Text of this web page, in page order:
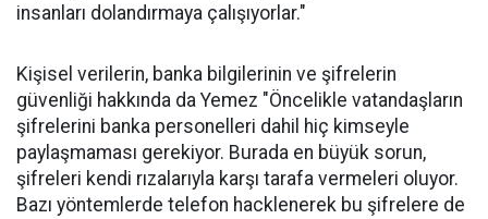
insanları dolandırmaya çalışıyorlar."
Kişisel verilerin, banka bilgilerinin ve şifrelerin
güvenliği hakkında da Yemez "Öncelikle vatandaşların
şifrelerini banka personelleri dahil hiç kimseyle
paylaşmaması gerekiyor. Burada en büyük sorun,
şifreleri kendi rızalarıyla karşı tarafa vermeleri oluyor.
Bazı yöntemlerde telefon hacklenerek bu şifrelere de